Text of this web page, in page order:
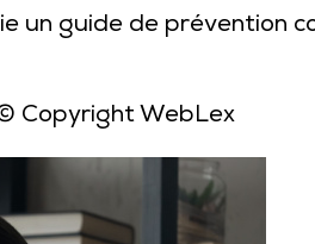
un guide de prévention
Copyright WebLex